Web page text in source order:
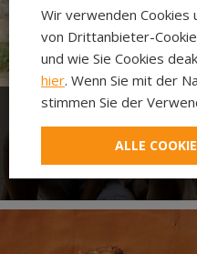
Welthaus
Innsbruck
Wir verwenden Cookies
von Drittanbieter-
und wie Sie Cookies
hier. Wenn Sie mit der
stimmen Sie der
ALLE